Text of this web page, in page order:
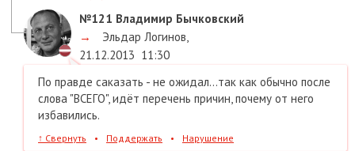
№121 Владимир Бычковский
→
Эльдар Логинов
21.12.2013 11:30
По правде саказать - не ожидал...так как обычно после
слова "ВСЕГО", идёт перечень причин, почему от него
избавились.
↑ Свернуть • Поддержать • Нарушение